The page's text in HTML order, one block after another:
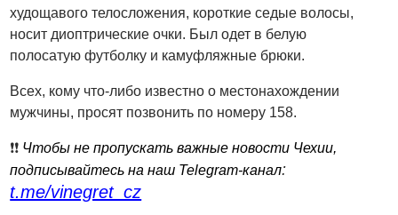
худощавого телосложения, короткие седые волосы,
носит диоптрические очки. Был одет в белую
полосатую футболку и камуфляжные брюки.
Всех, кому что-либо известно о местонахождении
мужчины, просят позвонить по номеру 158.
❗️❗️ Чтобы не пропускать важные новости Чехии,
подписывайтесь на наш Telegram-канал:
t.me/vinegret_cz